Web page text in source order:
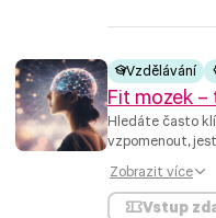
Vzdělávání
Fit mozek
Hledáte často
vzpomenout,
Zobrazit více
Vstup